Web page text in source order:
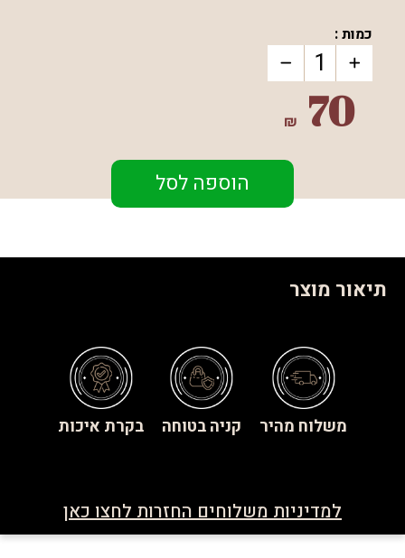
כמות :
70
₪
הוספה לסל
תיאור מוצר
משלוח מהיר קניה בטוחה בקרת איכות
למדיניות משלוחים החזרות לחצו כאן